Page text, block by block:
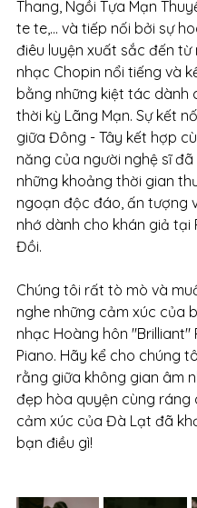
Thang, Ngồi Tựa Mạn
te te,... và tiếp nối bởi sự
điêu luyện xuất sắc đến từ
nhạc Chopin nổi tiếng và
bằng những kiệt tác dành
thời kỳ Lãng Mạn. Sự kết
giữa Đông - Tây kết hợp
năng của người nghệ sĩ
những khoảng thời gian
ngoạn độc đáo, ấn tượng
nhớ dành cho khán giả tại
Đồi.
Chúng tôi rất tò mò và
nghe những cảm xúc của
nhạc Hoàng hôn "Brilliant"
Piano. Hãy kể cho chúng
rằng giữa không gian âm
đẹp hòa quyện cùng ráng
cảm xúc của Đà Lạt đã
bạn điều gì!